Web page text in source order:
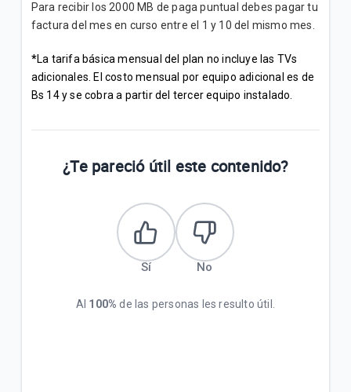
Para recibir los 2000 MB de paga puntual debes pagar tu
factura del mes en curso entre el 1 y 10 del mismo mes.
*La tarifa básica mensual del plan no incluye las TVs
adicionales. El costo mensual por equipo adicional es de
Bs 14 y se cobra a partir del tercer equipo instalado.
¿Te pareció útil este contenido?
Sí No
Al 100% de las personas les resulto útil.